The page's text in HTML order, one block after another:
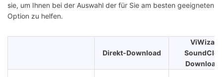
sie, um Ihnen bei der Auswahl der für Sie am besten geeigneten
Option zu helfen.
Direkt-Download
ViWizard